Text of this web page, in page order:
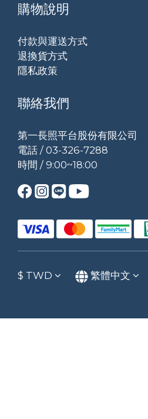
購物說明
付款與運送方式
退換貨方式
隱私政策
聯絡我們
第一長照平台股份有限公司
電話 / 03-326-7288
時間 / 9:00~18:00
$ TWD 繁體中文